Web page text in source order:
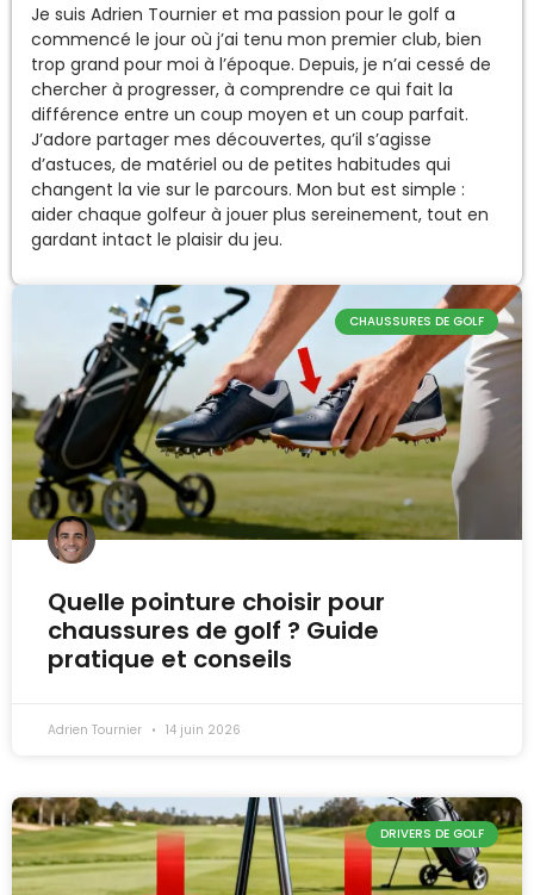
Je suis Adrien Tournier et ma passion pour le golf a
commencé le jour où j’ai tenu mon premier club, bien
trop grand pour moi à l’époque. Depuis, je n’ai cessé de
chercher à progresser, à comprendre ce qui fait la
différence entre un coup moyen et un coup parfait.
J’adore partager mes découvertes, qu’il s’agisse
d’astuces, de matériel ou de petites habitudes qui
changent la vie sur le parcours. Mon but est simple :
aider chaque golfeur à jouer plus sereinement, tout en
gardant intact le plaisir du jeu.
CHAUSSURES DE GOLF
Quelle pointure choisir pour
chaussures de golf ? Guide
pratique et conseils
Adrien Tournier 14 juin 2026
DRIVERS DE GOLF